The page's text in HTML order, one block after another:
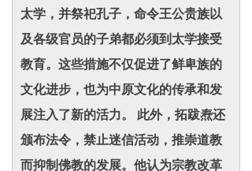
太学，并祭祀孔子，命令王公贵族以
及各级官员的子弟都必须到太学接受
教育。这些措施不仅促进了鲜卑族的
文化进步，也为中原文化的传承和发
展注入了新的活力。 此外，拓跋焘还
颁布法令，禁止迷信活动，推崇道教
而抑制佛教的发展。他认为宗教改革